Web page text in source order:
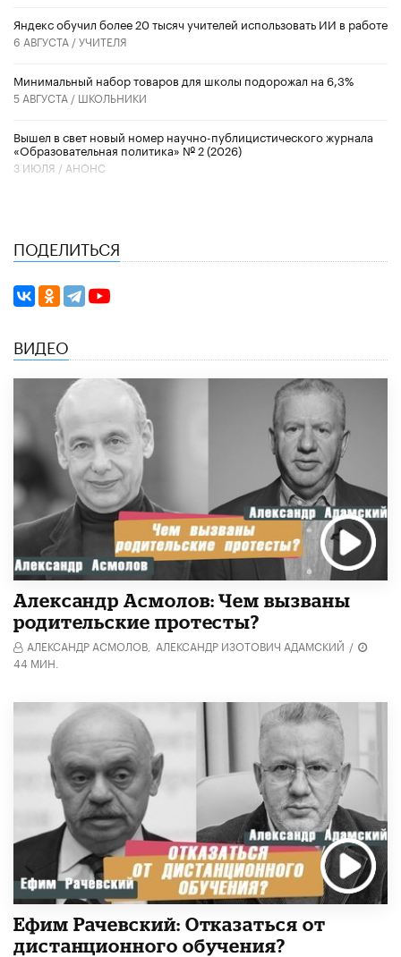
​Яндекс обучил более 20 тысяч учителей использовать ИИ в работе
6 АВГУСТА /УЧИТЕЛЯ
Минимальный набор товаров для школы подорожал на 6,3%
5 АВГУСТА / ШКОЛЬНИКИ
Вышел в свет новый номер научно-публицистического журнала
«Образовательная политика» № 2 (2026)
3 ИЮЛЯ / АНОНС
ПОДЕЛИТЬСЯ
ВИДЕО
Александр Асмолов: Чем вызваны
родительские протесты?
АЛЕКСАНДР АСМОЛОВ, АЛЕКСАНДР ИЗОТОВИЧ АДАМСКИЙ /
44 МИН.
Ефим Рачевский: Отказаться от
дистанционного обучения?